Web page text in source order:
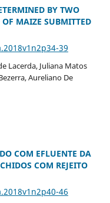
BY TWO
MAIZE SUBMITTED
39
Lacerda, Juliana Matos
Aureliano De
COM EFLUENTE DA
COM REJEITO
46